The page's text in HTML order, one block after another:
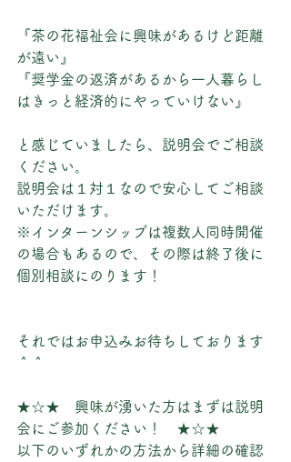
『茶の花福祉会に興味があるけど距離
が遠い』
『奨学金の返済があるから一人暮らし
はきっと経済的にやっていけない』
と感じていましたら、説明会でご相談
ください。
説明会は１対１なので安心してご相談
いただけます。
※インターンシップは複数人同時開催
の場合もあるので、その際は終了後に
個別相談にのります！
それではお申込みお待ちしております
＾＾
★☆★　興味が湧いた方はまずは説明
会にご参加ください！　★☆★
以下のいずれかの方法から詳細の確認